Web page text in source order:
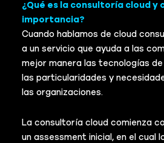
¿Qué es la consultoría cloud y
importancia?
Cuando hablamos de cloud
a un servicio que ayuda a las
mejor manera las tecnologías de
las particularidades y
las organizaciones.
La consultoría cloud comienza
un assessment inicial, en el cual